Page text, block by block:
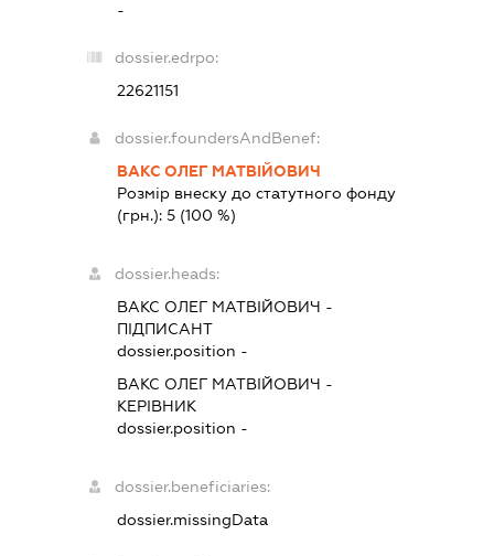
-
dossier.edrpo:
22621151
dossier.foundersAndBenef:
ВАКС ОЛЕГ МАТВІЙОВИЧ
Розмір внеску до статутного фонду
(грн.):5 (100 %)
dossier.heads:
ВАКС ОЛЕГ МАТВІЙОВИЧ -
ПІДПИСАНТ
dossier.position -
ВАКС ОЛЕГ МАТВІЙОВИЧ -
КЕРІВНИК
dossier.position -
dossier.beneficiaries:
dossier.missingData